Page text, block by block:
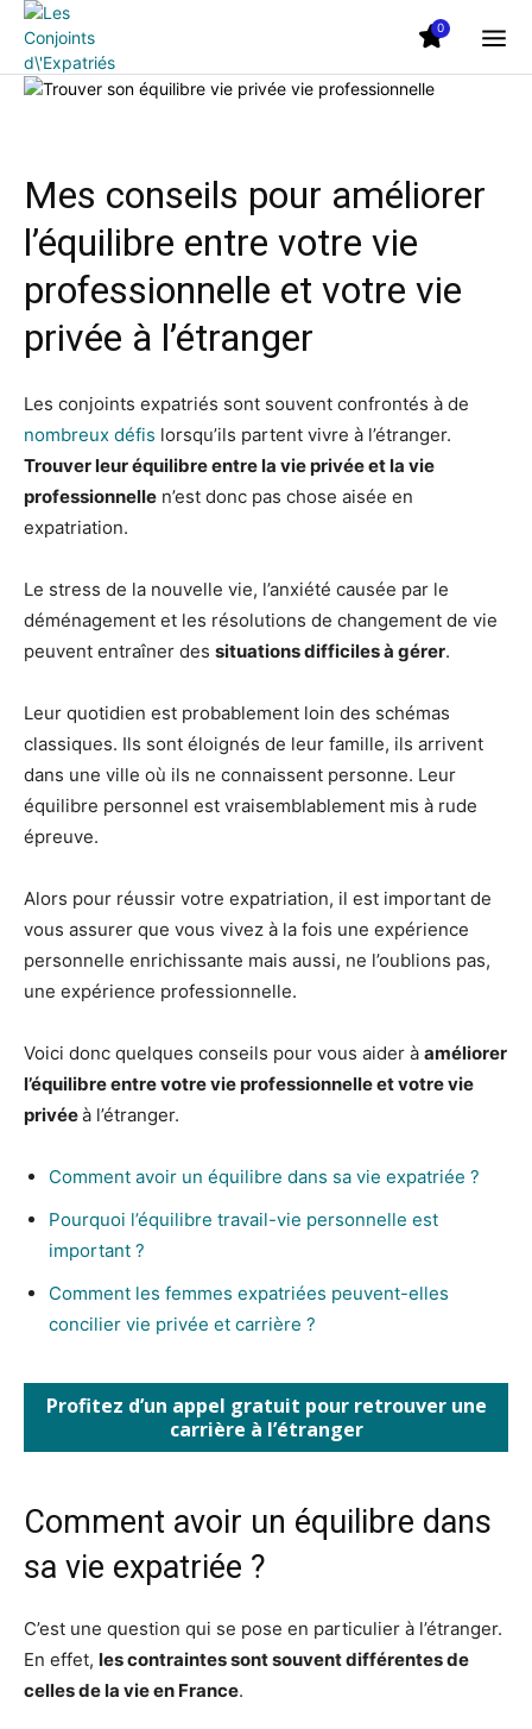
0
Mes conseils pour améliorer
l’équilibre entre votre vie
professionnelle et votre vie
privée à l’étranger
Les conjoints expatriés sont souvent confrontés à de
nombreux défis lorsqu’ils partent vivre à l’étranger.
Trouver leur équilibre entre la vie privée et la vie
professionnelle n’est donc pas chose aisée en
expatriation.
Le stress de la nouvelle vie, l’anxiété causée par le
déménagement et les résolutions de changement de vie
peuvent entraîner des situations difficiles à gérer.
Leur quotidien est probablement loin des schémas
classiques. Ils sont éloignés de leur famille, ils arrivent
dans une ville où ils ne connaissent personne. Leur
équilibre personnel est vraisemblablement mis à rude
épreuve.
Alors pour réussir votre expatriation, il est important de
vous assurer que vous vivez à la fois une expérience
personnelle enrichissante mais aussi, ne l’oublions pas,
une expérience professionnelle.
Voici donc quelques conseils pour vous aider à améliorer
l’équilibre entre votre vie professionnelle et votre vie
privéeà l’étranger.
Comment avoir un équilibre dans sa vie expatriée ?
Pourquoi l’équilibre travail-vie personnelle est
important ?
Comment les femmes expatriées peuvent-elles
concilier vie privée et carrière ?
Profitez d’un appel gratuit pour retrouver une
carrière à l’étranger
Comment avoir un équilibre dans
sa vie expatriée ?
C’est une question qui se pose en particulier à l’étranger.
En effet, les contraintes sont souvent différentes de
celles de la vie en France.